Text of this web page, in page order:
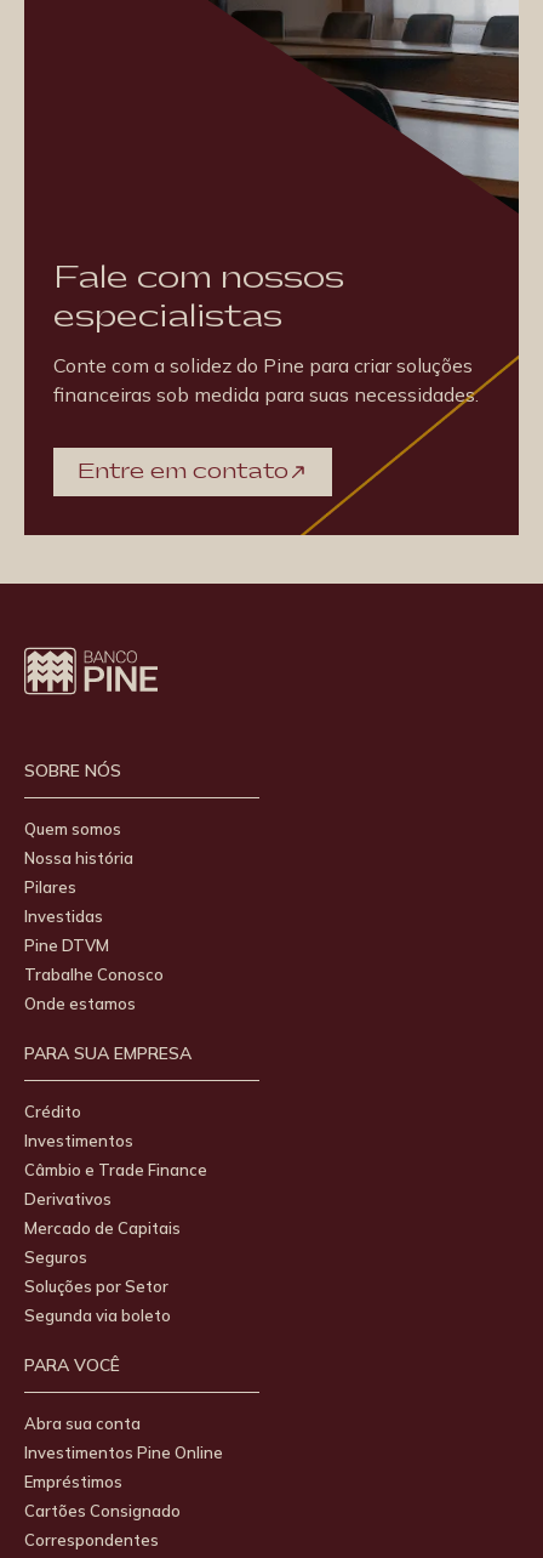
Fale com nossos
especialistas
Conte com a solidez do Pine para criar soluções
financeiras sob medida para suas necessidades.
Entre em contato
SOBRE NÓS
Quem somos
Nossa história
Pilares
Investidas
Pine DTVM
Trabalhe Conosco
Onde estamos
PARA SUA EMPRESA
Crédito
Investimentos
Câmbio e Trade Finance
Derivativos
Mercado de Capitais
Seguros
Soluções por Setor
Segunda via boleto
PARA VOCÊ
Abra sua conta
Investimentos Pine Online
Empréstimos
Cartões Consignado
Correspondentes